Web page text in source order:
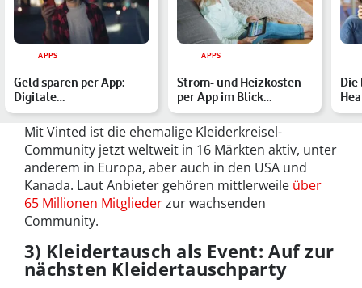
APPS
Geld sparen per App:
Digitale
Schnäppchenjagd und
Finanzplanung
APPS
Strom- und Heizkosten
per App im Blick
behalten: Mit diesen 5
Anw…
Die
Mit Vinted ist die ehemalige Kleiderkreisel-
Community jetzt weltweit in 16 Märkten aktiv, unter
anderem in Europa, aber auch in den USA und
Kanada. Laut Anbieter gehören mittlerweile über
65 Millionen Mitgliederzur wachsenden
Community.
3) Kleidertausch als Event: Auf zur
nächsten Kleidertauschparty